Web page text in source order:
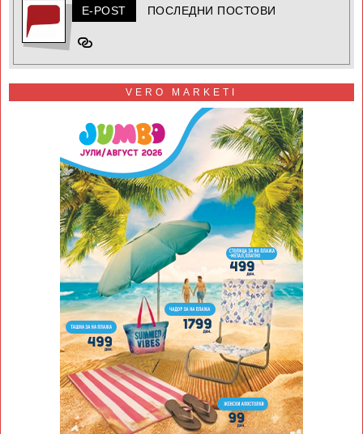
E-POST ПОСЛЕДНИ ПОСТОВИ
VERO MARKETI